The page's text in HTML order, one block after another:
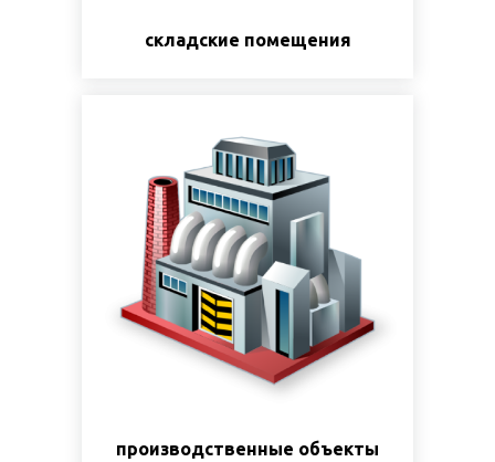
складские помещения
производственные объекты